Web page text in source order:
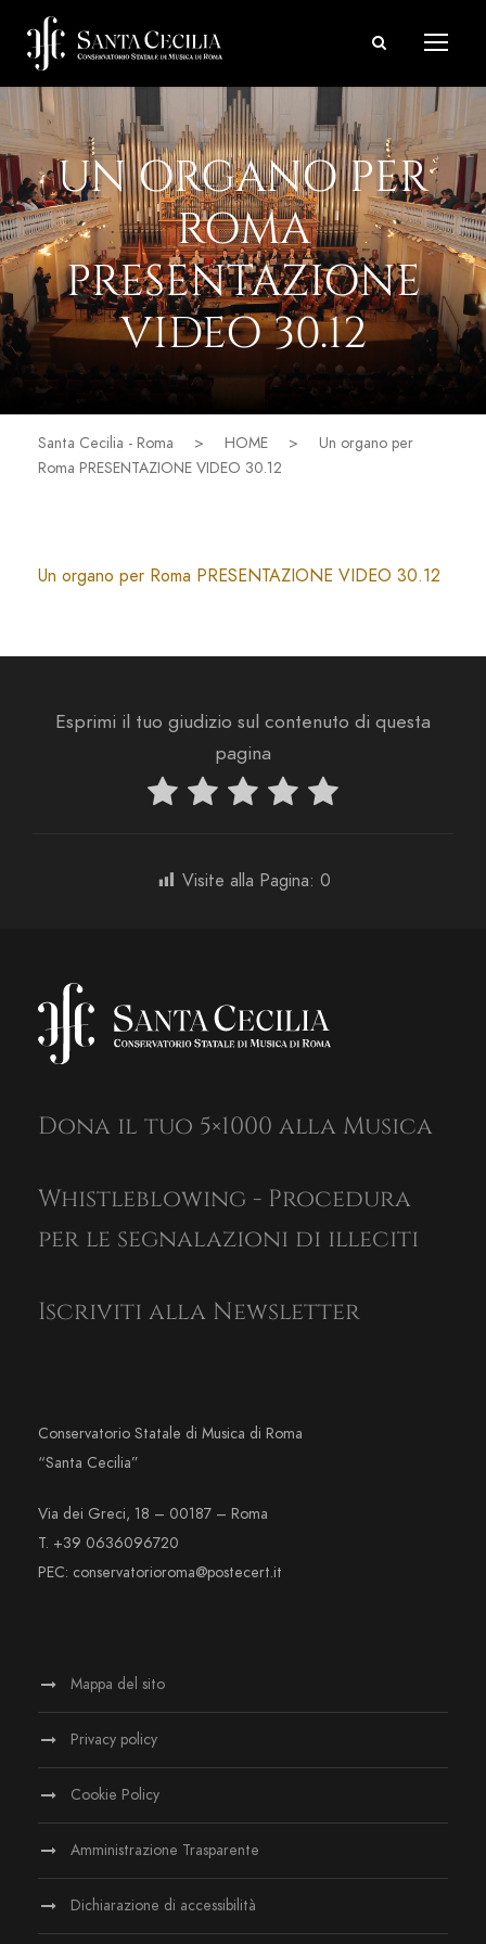
UN ORGANO PER
ROMA
PRESENTAZIONE
VIDEO 30.12
Santa Cecilia - Roma > HOME >
Un organo per
Roma PRESENTAZIONE VIDEO 30.12
Un organo per Roma PRESENTAZIONE VIDEO 30.12
Esprimi il tuo giudizio sul contenuto di questa
pagina
Visite alla Pagina: 0
Dona il tuo 5×1000 alla Musica
Whistleblowing - Procedura
per le segnalazioni di illeciti
Iscriviti alla Newsletter
Conservatorio Statale di Musica di Roma
“Santa Cecilia”
Via dei Greci, 18 – 00187 – Roma
T. +39 0636096720
PEC: conservatorioroma@postecert.it
Mappa del sito
Privacy policy
Cookie Policy
Amministrazione Trasparente
Dichiarazione di accessibilità